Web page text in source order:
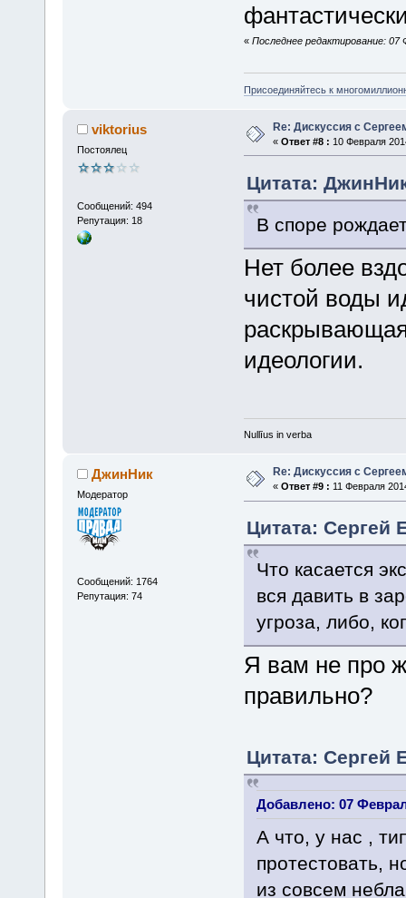
« Последнее редактирование: 07
Присоединяйтесь к
viktorius
Постоялец
Сообщений: 494
Репутация: 18
Re: Дискуссия с
« Ответ #8 : 10 Февраля
Цитата:
В споре
Нет более
чистой воды
идеологии.
Nullīus in verba
ДжинНик
Модератор
Сообщений: 1764
Репутация: 74
Re: Дискуссия с
« Ответ #9 : 11 Февраля
Цитата: Сергей
Что касается
вся давить в
угроза, либо,
Я вам не про
правильно?
Цитата: Сергей
Добавлено: 07
А что, у нас ,
протестовать,
из совсем